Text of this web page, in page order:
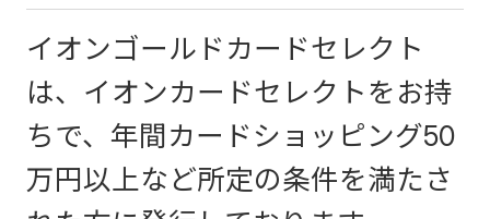
イオンゴールドカードセレクト
は、イオンカードセレクトをお持
ちで、年間カードショッピング50
万円以上など所定の条件を満たさ